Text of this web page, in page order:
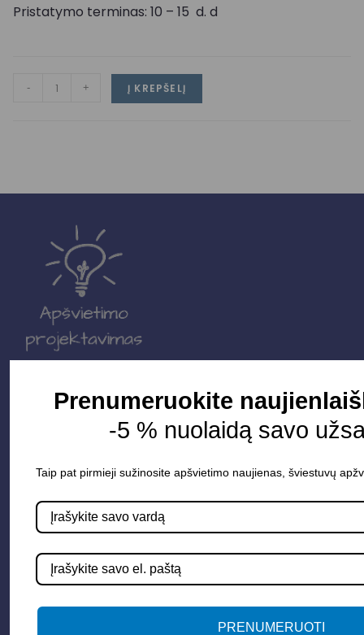
Pristatymo terminas: 10 – 15 d. d
- + Į KREPŠELĮ
Parduotuvė
Apšvietimo sistemos
Lauko šviestuvai
LED juostos
Vidaus apšvietimas
Informacija
Prenumeruokite
-5 % nuolaidą savo
Taip pat pirmieji sužinosite apšvietimo naujienas, šviestuvų
PRENUMERUOTI